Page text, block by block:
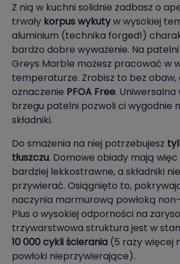
Z nią w kuchni solidnie zadbasz o
trwały korpus wykutyw wysokiej
aluminium (technika forged!)
bardzo dobre wyważenie. Na
Greys Marble możesz pracować w
temperaturze. Zrobisz to bez obaw,
oznaczenie PFOA Free. Uniwersalna
brzegu patelni pozwoli ci wygodnie
składniki.
Do smażenia na niej potrzebujesz
tłuszczu. Domowe obiady mają
bardziej lekkostrawne, a składniki
przywierać. Osiągnięto to,
naczynia marmurową powłoką
Plus o wysokiej odporności na
trzywarstwowa struktura jest w
10 000 cykli ścierania (5 razy więcej
powłoki nieprzywierające).